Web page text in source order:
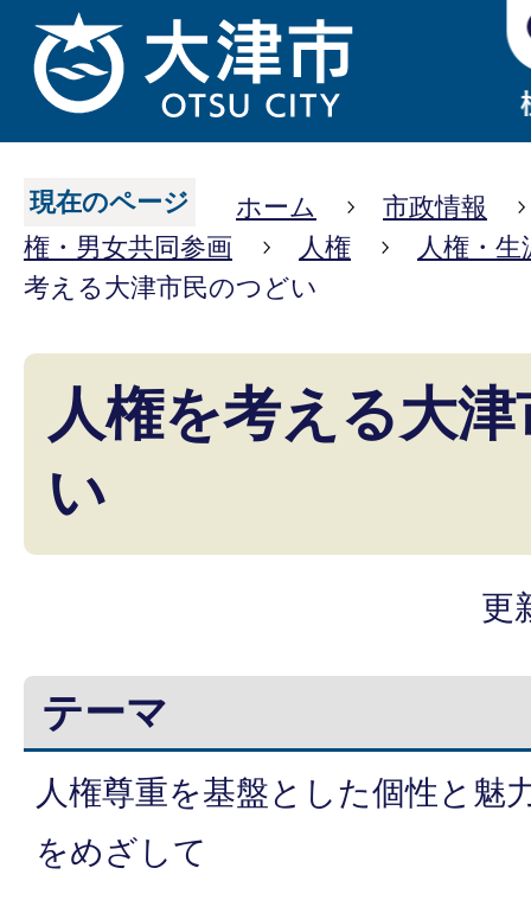
現在のページ ホーム
市政情報
権・男女共同参画
人権
人権・
考える大津市民のつどい
人権を考える大
い
更
テーマ
人権尊重を基盤とした個性と魅
をめざして